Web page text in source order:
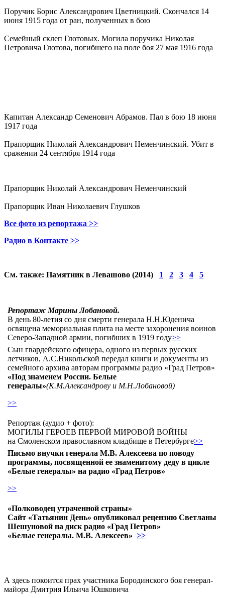
Поручик Борис Александрович Цветницкий. Скончался 14
июня 1915 года от ран, полученных в бою
Семейный склеп Глотовых. Могила поручика Николая
Петровича Глотова, погибшего на поле боя 27 мая 1916 года
Капитан Александр Семенович Абрамов. Пал в бою 18 июня
1917 года
Прапорщик Николай Александрович Неменчинский. Убит в
сражении 24 сентября 1914 года
Прапорщик Николай Александрович Неменчинский
Прапорщик Иван Николаевич Глушков
Все фото из репортажа >>
Радио в Контакте >>
См. также: Памятник в Левашово (2014) 1 2 3 4 5
Репортаж Марины Лобановой.
В день 80-летия со дня смерти генерала Н.Н.Юденича
освящена мемориальная плита на месте захоронения воинов
Северо-Западной армии, погибших в 1919 году>>
Сын гвардейского офицера, одного из первых русских
летчиков, А.С.Никольской передал книги и документы из
семейного архива авторам программы радио «Град Петров»
«Под знаменем России. Белые
генералы»(К.М.Александрову и М.Н.Лобановой)
>>
Репортаж (аудио + фото):
МОГИЛЫ ГЕРОЕВ ПЕРВОЙ МИРОВОЙ ВОЙНЫ
на Смоленском православном кладбище в Петербурге>>
Письмо внучки генерала М.В. Алексеева по поводу
программы, посвященной ее знаменитому деду в цикле
«Белые генералы» на радио «Град Петров»
>>
«Полководец утраченной страны»
Сайт «Татьянин День» опубликовал рецензию Светланы
Шешуновой на диск радио «Град Петров»
«Белые генералы. М.В. Алексеев» >>
А здесь покоится прах участника Бородинского боя генерал-
майора Дмитрия Ильича Юшковича